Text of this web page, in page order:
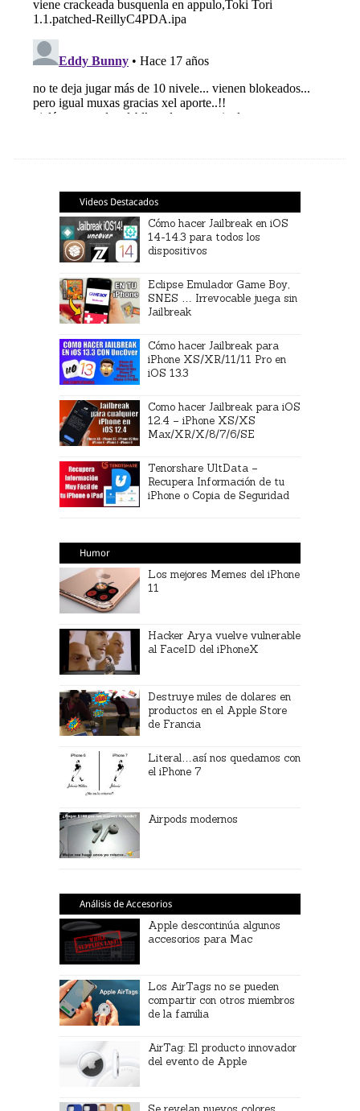
Videos Destacados
Cómo hacer Jailbreak en iOS
14-14.3 para todos los
dispositivos
Eclipse Emulador Game Boy,
SNES … Irrevocable juega sin
Jailbreak
Cómo hacer Jailbreak para
iPhone XS/XR/11/11 Pro en
iOS 13.3
Como hacer Jailbreak para iOS
12.4 – iPhone XS/XS
Max/XR/X/8/7/6/SE
Tenorshare UltData –
Recupera Información de tu
iPhone o Copia de Seguridad
Humor
Los mejores Memes del iPhone
11
Hacker Arya vuelve vulnerable
al FaceID del iPhoneX
Destruye miles de dolares en
productos en el Apple Store
de Francia
Literal…así nos quedamos con
el iPhone 7
Airpods modernos
Análisis de Accesorios
Apple descontinúa algunos
accesorios para Mac
Los AirTags no se pueden
compartir con otros miembros
de la familia
AirTag: El producto innovador
del evento de Apple